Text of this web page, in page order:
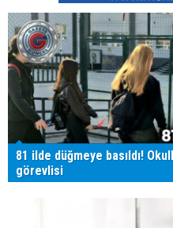
81 ilde düğmeye basıldı!
görevlisi